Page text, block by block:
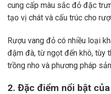
cung cấp màu sắc đỏ đặc
tạo vị chát và cấu trúc cho
Rượu vang đỏ có nhiều loại
đậm đà, từ ngọt đến khô, tùy
trồng nho và phương pháp
2. Đặc điểm nổi bật